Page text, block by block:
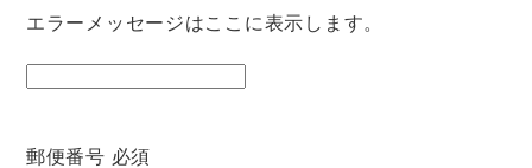
エラーメッセージはここに表示します。
郵便番号 必須